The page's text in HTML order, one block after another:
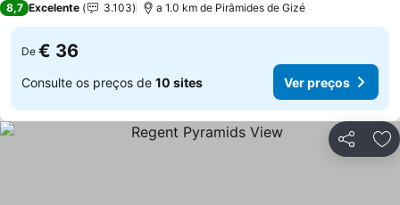
8,7 Excelente 3.103 a 1.0 km de Pirâmides de Gizé
De € 36
Consulte os preços de 10 sites Ver preços
Partilhar